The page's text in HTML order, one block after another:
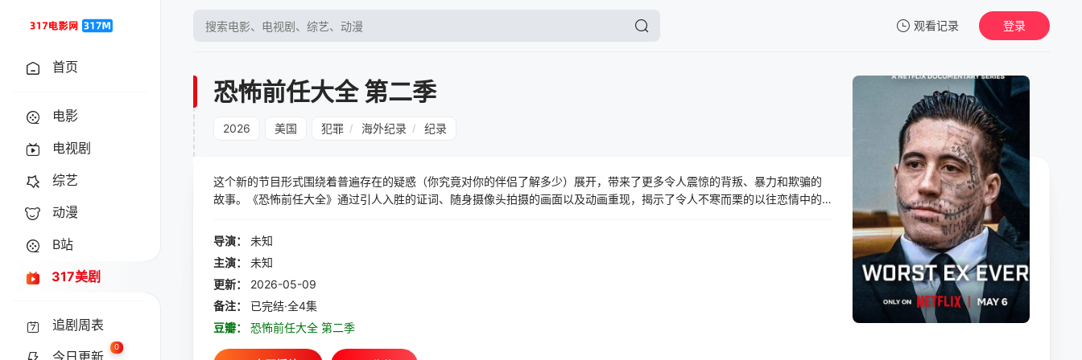
观看记录
暂无观看影片的记录
登录
首页
电影
电视剧
综艺
动漫
B站
317美剧
追剧周表
今日更新
0
恐怖前任大全 第二季
2026 美国 犯罪 / 海外纪录 / 纪录
这个新的节目形式围绕着普遍存在的疑惑（你究竟对你的伴侣了解多少）展开，带来了更多令人震惊的背叛、暴力和欺骗的
故事。《恐怖前任大全》通过引人入胜的证词、随身摄像头拍摄的画面以及动画重现，揭示了令人不寒而栗的以往恋情中的
导演：
未知
主演：
未知
更新：
2026-05-09
备注：
已完结·全4集
豆瓣：
恐怖前任大全 第二季